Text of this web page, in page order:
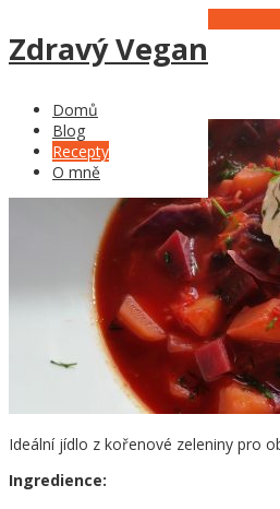
Zdravý Vegan
Domů
Blog
Recepty
O mně
Boršč
Ideální jídlo z kořenové zeleniny pro
Ingredience: